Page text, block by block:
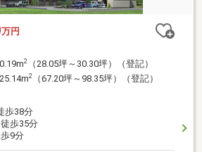
万円
2
（28.05坪～30.30坪）（登記）
2
（67.20坪～98.35坪）（登記）
歩38分
歩35分
9分